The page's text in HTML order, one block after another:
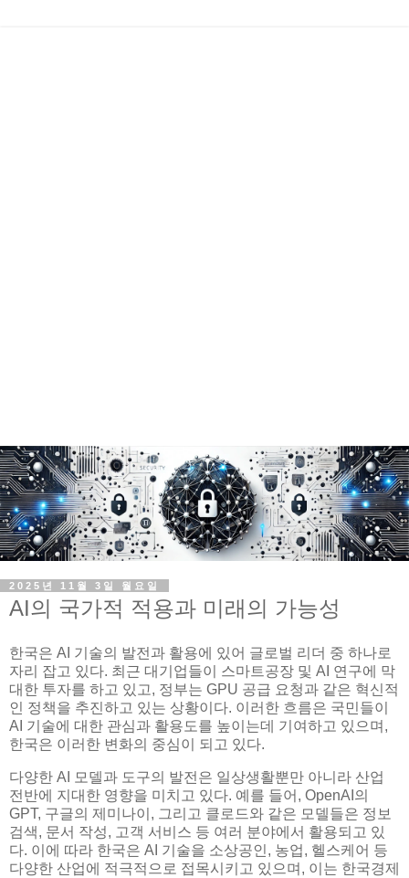
2025년 11월 3일 월요일
AI의 국가적 적용과 미래의 가능성
한국은 AI 기술의 발전과 활용에 있어 글로벌 리더 중 하나로
자리 잡고 있다. 최근 대기업들이 스마트공장 및 AI 연구에 막
대한 투자를 하고 있고, 정부는 GPU 공급 요청과 같은 혁신적
인 정책을 추진하고 있는 상황이다. 이러한 흐름은 국민들이
AI 기술에 대한 관심과 활용도를 높이는데 기여하고 있으며,
한국은 이러한 변화의 중심이 되고 있다.
다양한 AI 모델과 도구의 발전은 일상생활뿐만 아니라 산업
전반에 지대한 영향을 미치고 있다. 예를 들어, OpenAI의
GPT, 구글의 제미나이, 그리고 클로드와 같은 모델들은 정보
검색, 문서 작성, 고객 서비스 등 여러 분야에서 활용되고 있
다. 이에 따라 한국은 AI 기술을 소상공인, 농업, 헬스케어 등
다양한 산업에 적극적으로 접목시키고 있으며, 이는 한국경제